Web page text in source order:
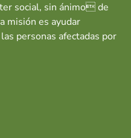
social, sin ánimo de
misión es ayudar
personas afectadas por